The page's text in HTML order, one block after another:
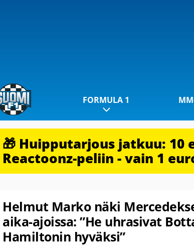
FORMULA 1
🎁 Huipputarjous jatkuu:
Reactoonz-peliin - vain 1
Helmut Marko näki
aika-ajoissa: ”He uhrasivat
Hamiltonin hyväksi”